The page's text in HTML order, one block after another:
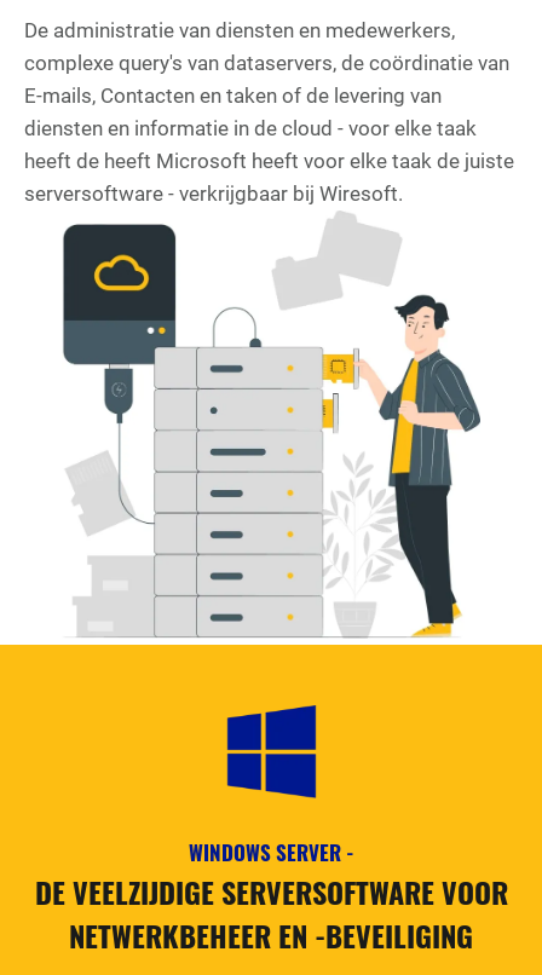
De administratie van diensten en medewerkers,
complexe query's van dataservers, de coördinatie van
E-mails, Contacten en taken of de levering van
diensten en informatie in de cloud - voor elke taak
heeft de heeft Microsoft heeft voor elke taak de juiste
serversoftware - verkrijgbaar bij Wiresoft.
WINDOWS SERVER -
DE VEELZIJDIGE SERVERSOFTWARE VOOR
NETWERKBEHEER EN -BEVEILIGING